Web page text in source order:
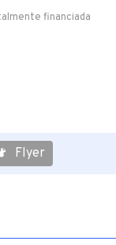
financiada
Flyer